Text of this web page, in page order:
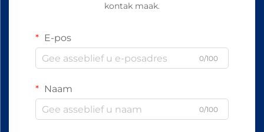
kontak maak.
E-pos
0/100
Naam
0/100